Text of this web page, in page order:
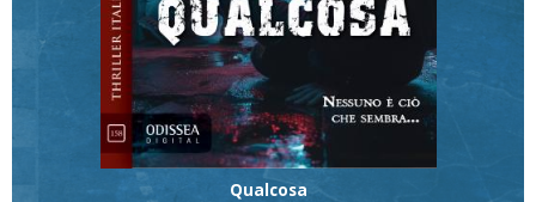
Qualcosa